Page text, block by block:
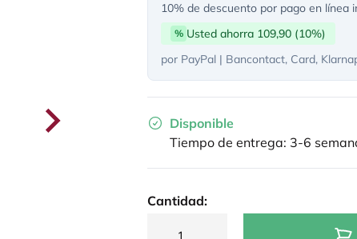
10% de descuento por pago en línea
% Usted ahorra 109,90 (10%)
por PayPal | Bancontact, Card,
Disponible
Tiempo de entrega: 3-6
Cantidad: